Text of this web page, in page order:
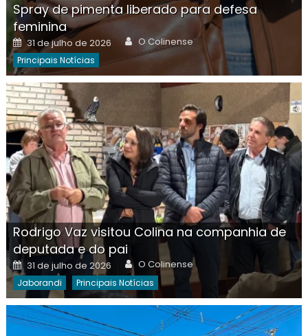
Spray de pimenta liberado para defesa
feminina
Posted
on
31 de julho de 2026 Author
O Colinense
Principais Notícias
Rodrigo Vaz visitou Colina na companhia de
deputada e do pai
Posted
on
31 de julho de 2026 Author
O Colinense
Jaborandi Principais Notícias